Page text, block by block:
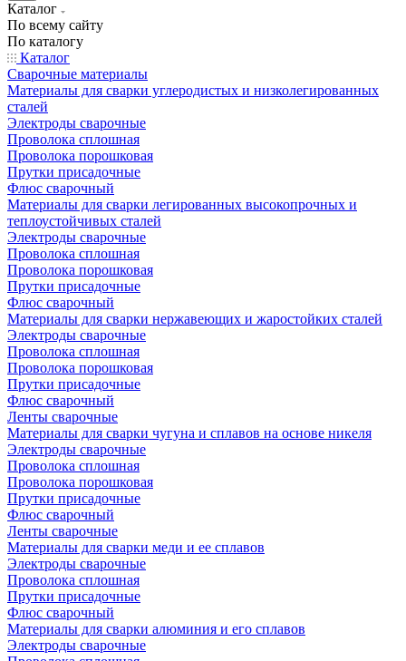
Каталог
По всему сайту
По каталогу
Каталог
Сварочные материалы
Материалы для сварки углеродистых и низколегированных
сталей
Электроды сварочные
Проволока сплошная
Проволока порошковая
Прутки присадочные
Флюс сварочный
Материалы для сварки легированных высокопрочных и
теплоустойчивых сталей
Электроды сварочные
Проволока сплошная
Проволока порошковая
Прутки присадочные
Флюс сварочный
Материалы для сварки нержавеющих и жаростойких сталей
Электроды сварочные
Проволока сплошная
Проволока порошковая
Прутки присадочные
Флюс сварочный
Ленты сварочные
Материалы для сварки чугуна и сплавов на основе никеля
Электроды сварочные
Проволока сплошная
Проволока порошковая
Прутки присадочные
Флюс сварочный
Ленты сварочные
Материалы для сварки меди и ее сплавов
Электроды сварочные
Проволока сплошная
Прутки присадочные
Флюс сварочный
Материалы для сварки алюминия и его сплавов
Электроды сварочные